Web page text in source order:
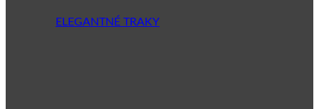
ELEGANTNÉ TRAKY